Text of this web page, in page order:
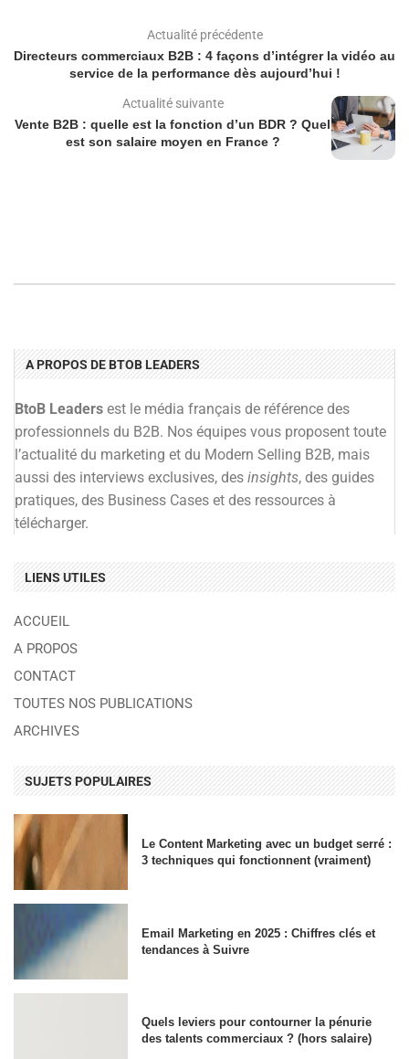
Actualité précédente
Directeurs commerciaux B2B : 4 façons d’intégrer la vidéo au
service de la performance dès aujourd’hui !
Actualité suivante
Vente B2B : quelle est la fonction d’un BDR ? Quel
est son salaire moyen en France ?
A PROPOS DE BTOB LEADERS
BtoB Leaders est le média français de référence des
professionnels du B2B. Nos équipes vous proposent toute
l’actualité du marketing et du Modern Selling B2B, mais
aussi des interviews exclusives, des insights, des guides
pratiques, des Business Cases et des ressources à
télécharger.
LIENS UTILES
ACCUEIL
A PROPOS
CONTACT
TOUTES NOS PUBLICATIONS
ARCHIVES
SUJETS POPULAIRES
Le Content Marketing avec un budget serré :
3 techniques qui fonctionnent (vraiment)
Email Marketing en 2025 : Chiffres clés et
tendances à Suivre
Quels leviers pour contourner la pénurie
des talents commerciaux ? (hors salaire)